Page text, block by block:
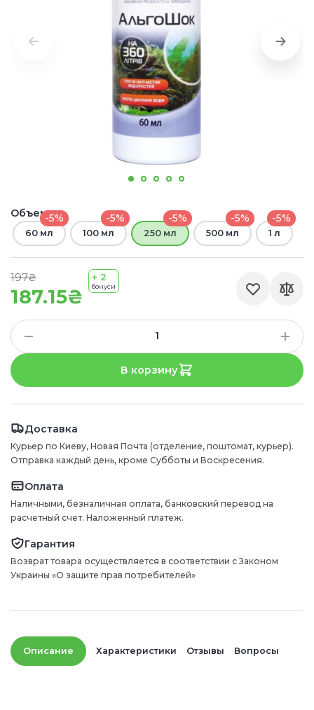
187.15₴
197₴ + 2
бонуси
Объем:-5%
60 мл
-5%
100 мл
-5%
250 мл
-5%
500 мл
-5%
1 л
В корзину
Доставка
Курьер по Киеву, Новая Почта (отделение, поштомат, курьер).
Отправка каждый день, кроме Субботы и Воскресения.
Оплата
Наличными, безналичная оплата, банковский перевод на
расчетный счет. Наложенный платеж.
Гарантия
Возврат товара осуществляется в соответствии с Законом
Украины «О защите прав потребителей»
Описание Характеристики Отзывы Вопросы